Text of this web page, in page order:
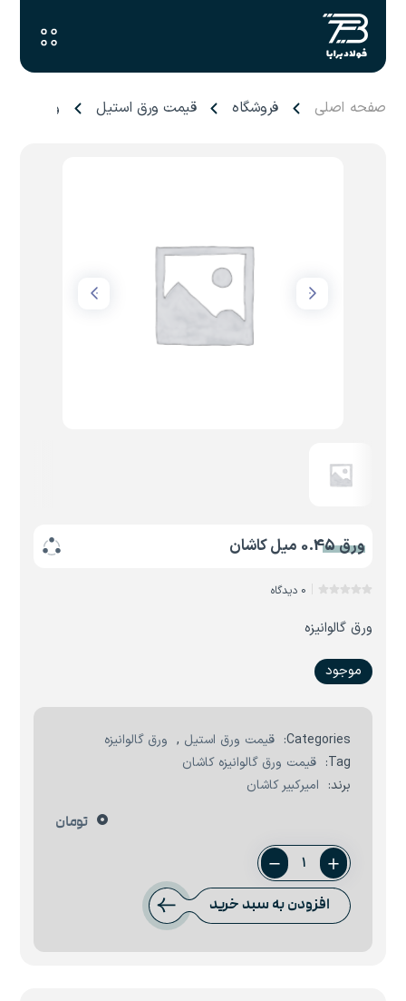
صفحه اصلی فروشگاه قیمت ورق استیل ورق ۰.۴۵ میل کاشان
ورق 0.45 میل کاشان
0 دیدگاه
ورق گالوانیزه
موجود
Categories: قیمت ورق استیل , ورق گالوانیزه
Tag:
قیمت ورق گالوانیزه کاشان
برند: امیرکبیر کاشان
0 تومان
ورق
0.45
میل
افزودن به سبد خرید